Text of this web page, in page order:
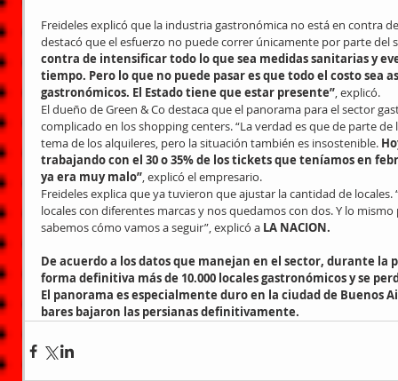
Freideles explicó que la industria gastronómica no está en contra
destacó que el esfuerzo no puede correr únicamente por parte del
contra de intensificar todo lo que sea medidas sanitarias y
tiempo. Pero lo que no puede pasar es que todo el costo sea
gastronómicos. El Estado tiene que estar presente”, explicó.
El dueño de Green & Co destaca que el panorama para el sector
complicado en los shopping centers. “La verdad es que de parte
tema de los alquileres, pero la situación también es insostenible.
trabajando con el 30 o 35% de los tickets que teníamos en
ya era muy malo”, explicó el empresario.
Freideles explica que ya tuvieron que ajustar la cantidad de
locales con diferentes marcas y nos quedamos con dos. Y lo
sabemos cómo vamos a seguir”, explicó a LA NACION.
De acuerdo a los datos que manejan en el sector, durante
forma definitiva más de 10.000 locales gastronómicos y se
El panorama es especialmente duro en la ciudad de Buenos
bares bajaron las persianas definitivamente.